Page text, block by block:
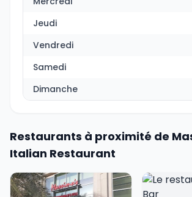
Jeudi
Vendredi
Samedi
Dimanche
Restaurants à proximité de
Italian Restaurant